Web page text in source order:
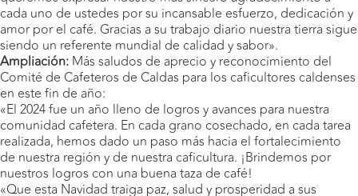
cada uno de ustedes por su incansable esfuerzo, dedicación y
amor por el café. Gracias a su trabajo diario nuestra tierra sigue
siendo un referente mundial de calidad y sabor».
Ampliación: Más saludos de aprecio y reconocimiento del
Comité de Cafeteros de Caldas para los caficultores caldenses
en este fin de año:
«El 2024 fue un año lleno de logros y avances para nuestra
comunidad cafetera. En cada grano cosechado, en cada tarea
realizada, hemos dado un paso más hacia el fortalecimiento
de nuestra región y de nuestra caficultura. ¡Brindemos por
nuestros logros con una buena taza de café!
«Que esta Navidad traiga paz, salud y prosperidad a sus